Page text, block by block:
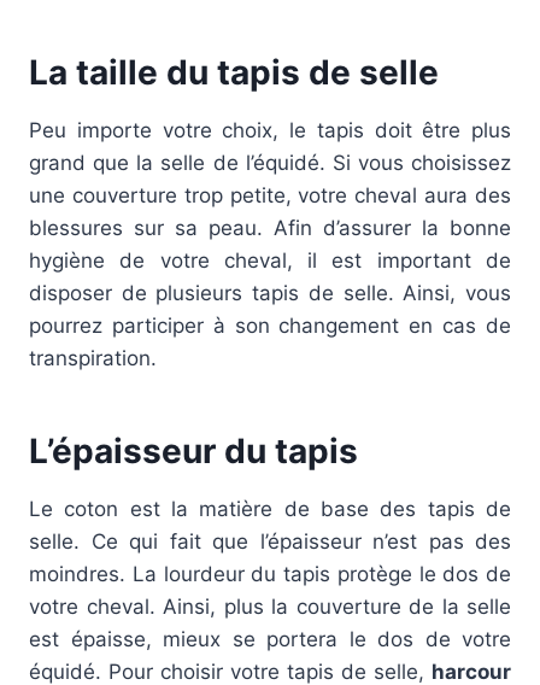
La taille du tapis de selle
Peu importe votre choix, le tapis doit être plus
grand que la selle de l’équidé. Si vous choisissez
une couverture trop petite, votre cheval aura des
blessures sur sa peau. Afin d’assurer la bonne
hygiène de votre cheval, il est important de
disposer de plusieurs tapis de selle. Ainsi, vous
pourrez participer à son changement en cas de
transpiration.
L’épaisseur du tapis
Le coton est la matière de base des tapis de
selle. Ce qui fait que l’épaisseur n’est pas des
moindres. La lourdeur du tapis protège le dos de
votre cheval. Ainsi, plus la couverture de la selle
est épaisse, mieux se portera le dos de votre
équidé. Pour choisir votre tapis de selle, harcour